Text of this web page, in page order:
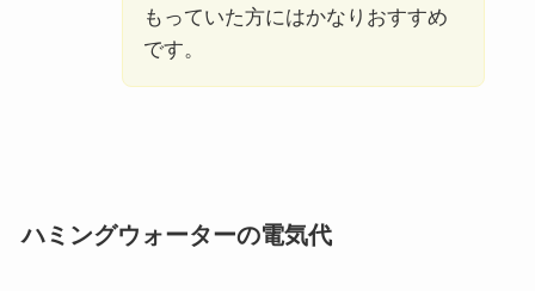
もっていた方にはかなりおすすめ
です。
ハミングウォーターの電気代